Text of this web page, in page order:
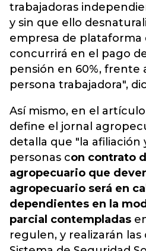
trabajadoras
y sin que ello
empresa de
concurrirá en el pago
pensión en 60%, frente
persona trabajadora",
Así mismo, en el
define el jornal
detalla que "la afiliación
personas con contrato
agropecuario que
agropecuario será en
dependientes en la
parcial contempladas
regulen, y realizarán las